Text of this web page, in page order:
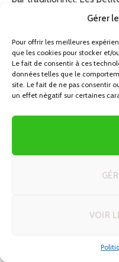
Gérer
Pour offrir les meilleures
que les cookies pour stocker et/
Le fait de consentir à ces
données telles que le
site. Le fait de ne pas consentir
un effet négatif sur certaines
VOIR
goûter à une variété de
Jour 3: Fusion
Retournez en Italie pour
les petits villages côtiers.
Découverte de
connue pour sa scène